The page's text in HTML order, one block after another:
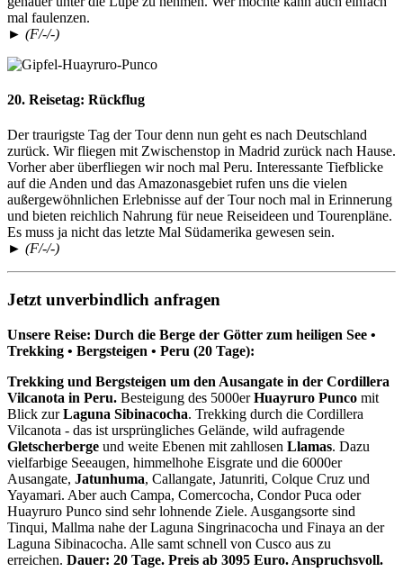
mal faulenzen.
► (F/-/-)
20. Reisetag: Rückflug
Der traurigste Tag der Tour denn nun geht es nach Deutschland
zurück. Wir fliegen mit Zwischenstop in Madrid zurück nach Hause.
Vorher aber überfliegen wir noch mal Peru. Interessante Tiefblicke
auf die Anden und das Amazonasgebiet rufen uns die vielen
außergewöhnlichen Erlebnisse auf der Tour noch mal in Erinnerung
und bieten reichlich Nahrung für neue Reiseideen und Tourenpläne.
Es muss ja nicht das letzte Mal Südamerika gewesen sein.
► (F/-/-)
Jetzt unverbindlich anfragen
Unsere Reise: Durch die Berge der Götter zum heiligen See •
Trekking • Bergsteigen • Peru (20 Tage):
Trekking und Bergsteigen um den Ausangate in der Cordillera
Vilcanota in Peru. Besteigung des 5000erHuayruro Punco mit
Blick zurLaguna Sibinacocha. Trekking durch die Cordillera
Vilcanota - das ist ursprüngliches Gelände, wild aufragende
Gletscherberge und weite Ebenen mit zahllosen Llamas. Dazu
vielfarbige Seeaugen, himmelhohe Eisgrate und die 6000er
Ausangate, Jatunhuma, Callangate, Jatunriti, Colque Cruz und
Yayamari. Aber auch Campa, Comercocha, Condor Puca oder
Huayruro Punco sind sehr lohnende Ziele. Ausgangsorte sind
Tinqui, Mallma nahe der Laguna Singrinacocha und Finaya an der
Laguna Sibinacocha. Alle samt schnell von Cusco aus zu
erreichen. Dauer: 20 Tage. Preis ab 3095 Euro. Anspruchsvoll.